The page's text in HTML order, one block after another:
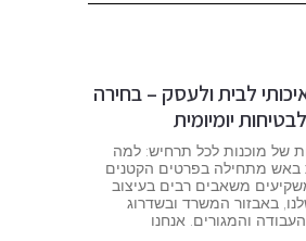
לבית ולעסק – בחירה
יומיומית
של מוכנות לכל תרחיש: למה
באש מתחילה בפרטים הקטנים
משאבים רבים בעיצוב
באבזור המשרד ובשדרוג
והמגורים. אנחנו